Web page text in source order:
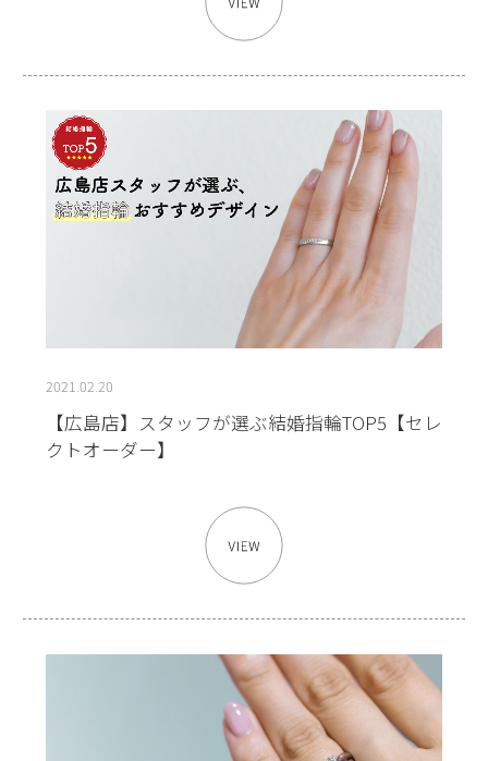
2021.02.20
【広島店】スタッフが選ぶ結婚指輪TOP5【セレ
クトオーダー】